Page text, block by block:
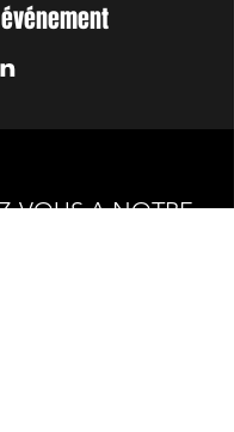
VOUS A NOTRE